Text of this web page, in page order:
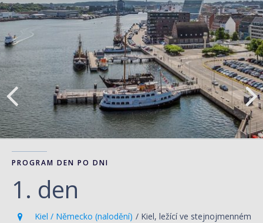
PROGRAM DEN PO DNI
1. den
Kiel / Německo (nalodění) / Kiel, ležící ve stejnojmenném